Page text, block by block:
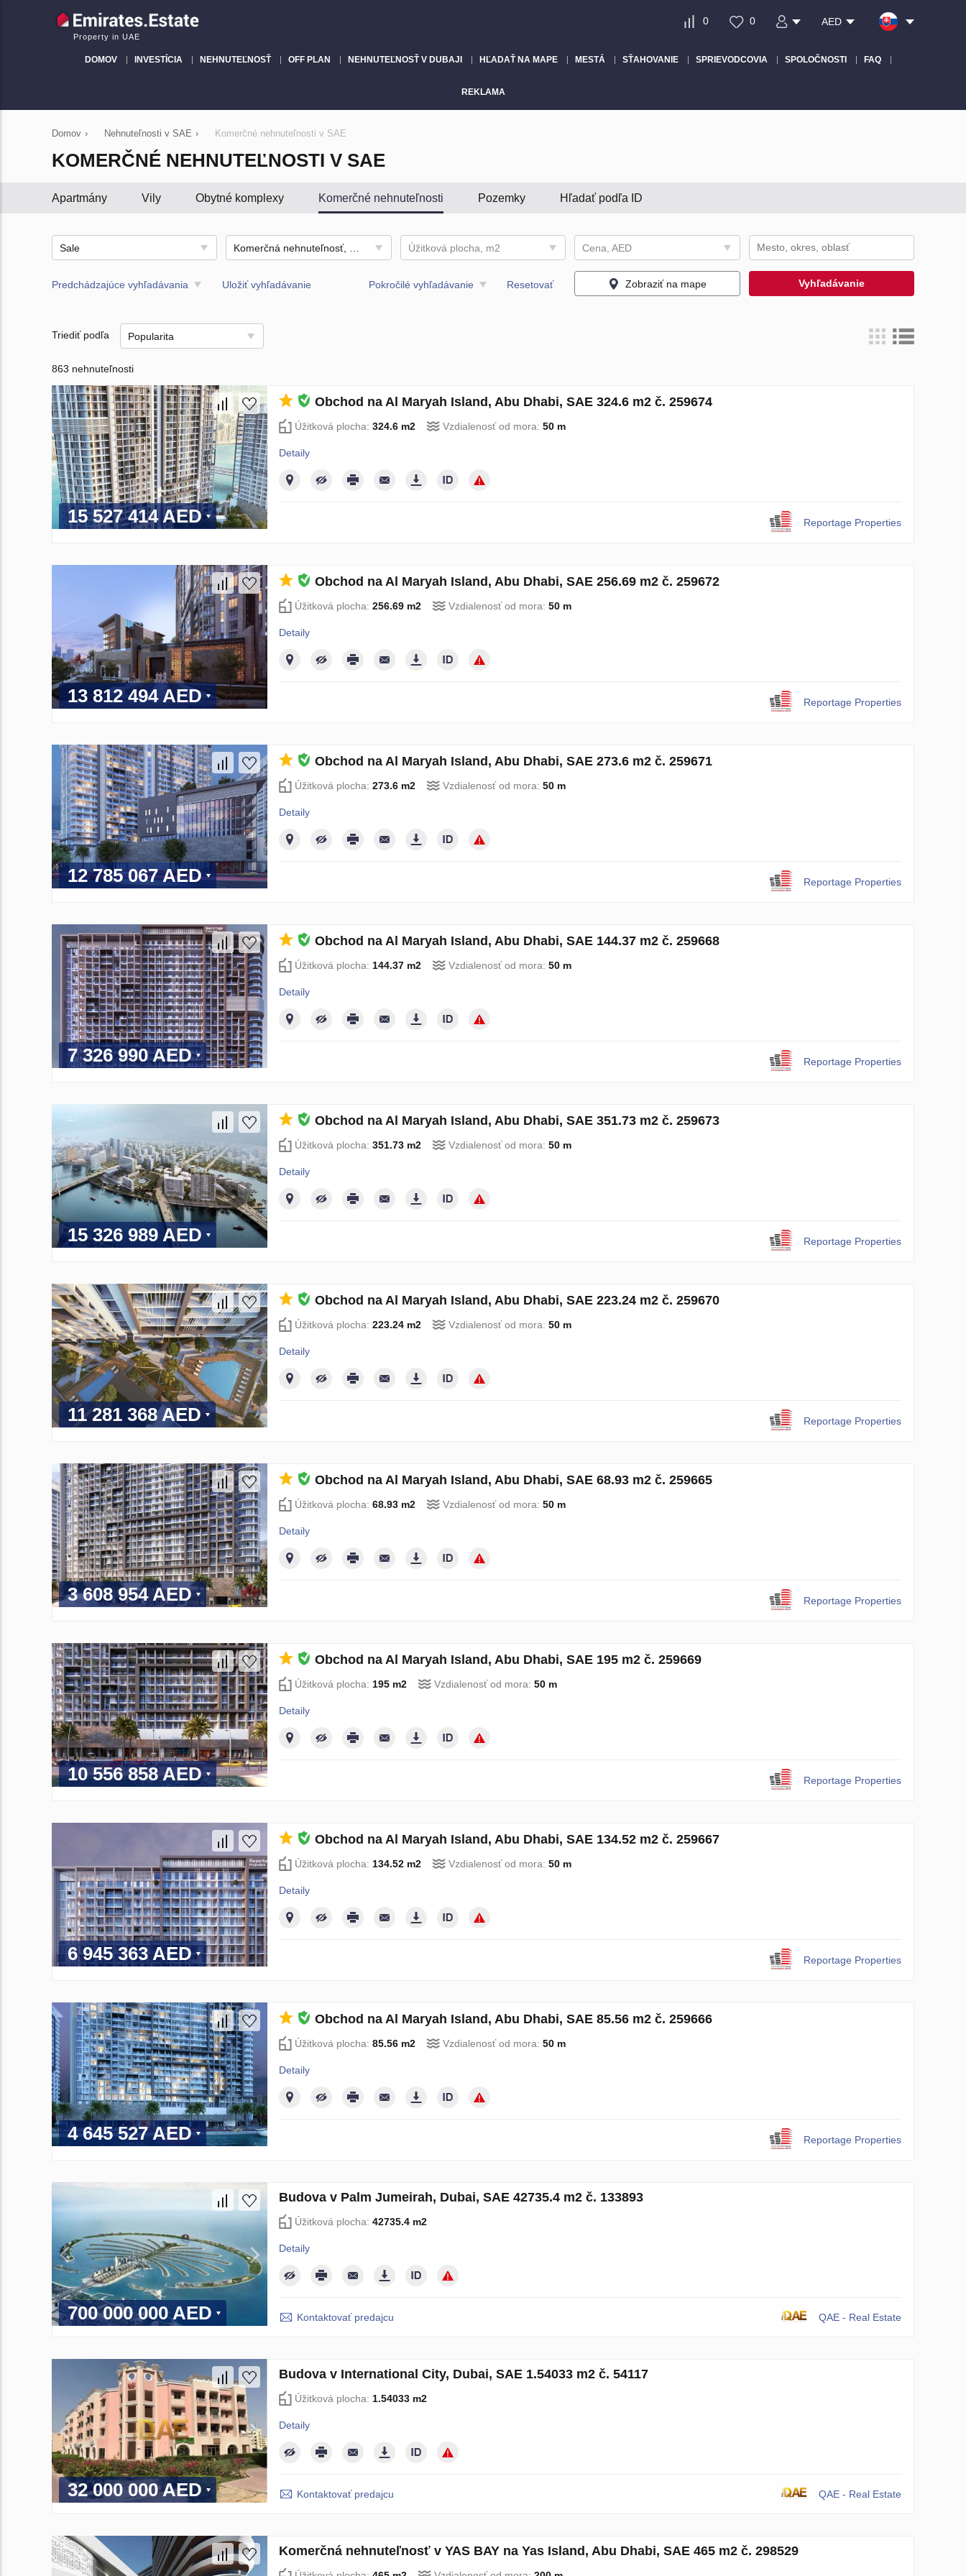
Property in UAE
0 0 AED
DOMOV INVESTÍCIA NEHNUTEĽNOSŤ OFF PLAN NEHNUTEĽNOSŤ V DUBAJI HĽADAŤ NA MAPE MESTÁ SŤAHOVANIE SPRIEVODCOVIA SPOLOČNOSTI FAQ
REKLAMA
Domov › Nehnuteľnosti v SAE › Komerčné nehnuteľnosti v SAE
KOMERČNÉ NEHNUTEĽNOSTI V SAE
Apartmány Vily Obytné komplexy Komerčné nehnuteľnosti Pozemky Hľadať podľa ID
Sale Úžitková plocha, m2 Cena, AED
Predchádzajúce vyhľadávania Uložiť vyhľadávanie Pokročilé vyhľadávanie Resetovať Zobraziť na mape Vyhľadávanie
Triediť podľa Popularita
863 nehnuteľnosti
15 527 414 AED
Obchod na Al Maryah Island, Abu Dhabi, SAE 324.6 m2 č. 259674
Úžitková plocha: 324.6 m2 Vzdialenosť od mora: 50 m
Detaily
Reportage Properties
13 812 494 AED
Obchod na Al Maryah Island, Abu Dhabi, SAE 256.69 m2 č. 259672
Úžitková plocha: 256.69 m2 Vzdialenosť od mora: 50 m
Detaily
Reportage Properties
12 785 067 AED
Obchod na Al Maryah Island, Abu Dhabi, SAE 273.6 m2 č. 259671
Úžitková plocha: 273.6 m2 Vzdialenosť od mora: 50 m
Detaily
Reportage Properties
7 326 990 AED
Obchod na Al Maryah Island, Abu Dhabi, SAE 144.37 m2 č. 259668
Úžitková plocha: 144.37 m2 Vzdialenosť od mora: 50 m
Detaily
Reportage Properties
15 326 989 AED
Obchod na Al Maryah Island, Abu Dhabi, SAE 351.73 m2 č. 259673
Úžitková plocha: 351.73 m2 Vzdialenosť od mora: 50 m
Detaily
Reportage Properties
11 281 368 AED
Obchod na Al Maryah Island, Abu Dhabi, SAE 223.24 m2 č. 259670
Úžitková plocha: 223.24 m2 Vzdialenosť od mora: 50 m
Detaily
Reportage Properties
3 608 954 AED
Obchod na Al Maryah Island, Abu Dhabi, SAE 68.93 m2 č. 259665
Úžitková plocha: 68.93 m2 Vzdialenosť od mora: 50 m
Detaily
Reportage Properties
10 556 858 AED
Obchod na Al Maryah Island, Abu Dhabi, SAE 195 m2 č. 259669
Úžitková plocha: 195 m2 Vzdialenosť od mora: 50 m
Detaily
Reportage Properties
6 945 363 AED
Obchod na Al Maryah Island, Abu Dhabi, SAE 134.52 m2 č. 259667
Úžitková plocha: 134.52 m2 Vzdialenosť od mora: 50 m
Detaily
Reportage Properties
4 645 527 AED
Obchod na Al Maryah Island, Abu Dhabi, SAE 85.56 m2 č. 259666
Úžitková plocha: 85.56 m2 Vzdialenosť od mora: 50 m
Detaily
Reportage Properties
700 000 000 AED
Budova v Palm Jumeirah, Dubai, SAE 42735.4 m2 č. 133893
Úžitková plocha: 42735.4 m2
Detaily
Kontaktovať predajcu QAE - Real Estate
32 000 000 AED
Budova v International City, Dubai, SAE 1.54033 m2 č. 54117
Úžitková plocha: 1.54033 m2
Detaily
Kontaktovať predajcu QAE - Real Estate
Komerčná nehnuteľnosť v YAS BAY na Yas Island, Abu Dhabi, SAE 465 m2 č. 298529